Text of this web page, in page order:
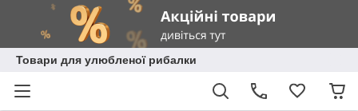
Товари для улюбленої рибалки